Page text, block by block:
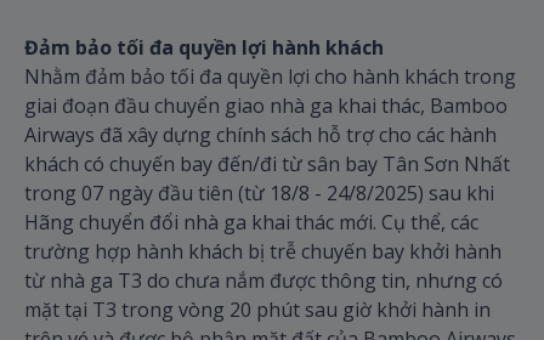
Đảm bảo tối đa quyền lợi hành khách
Nhằm đảm bảo tối đa quyền lợi cho hành khách trong
giai đoạn đầu chuyển giao nhà ga khai thác, Bamboo
Airways đã xây dựng chính sách hỗ trợ cho các hành
khách có chuyến bay đến/đi từ sân bay Tân Sơn Nhất
trong 07 ngày đầu tiên (từ 18/8 - 24/8/2025) sau khi
Hãng chuyển đổi nhà ga khai thác mới. Cụ thể, các
trường hợp hành khách bị trễ chuyến bay khởi hành
từ nhà ga T3 do chưa nắm được thông tin, nhưng có
mặt tại T3 trong vòng 20 phút sau giờ khởi hành in